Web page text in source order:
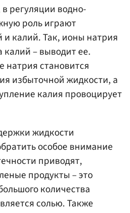
регуляции водно-
роль играют
калий. Так, ионы натрия
– выводит ее.
натрия становится
избыточной жидкости, а
калия провоцирует
жидкости
особое внимание
приводят,
продукты – это
количества
солью. Также